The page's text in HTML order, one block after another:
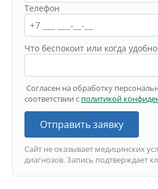
Телефон
Что беспокоит или когда
Согласен на обработку
соответствии с политикой
Отправить заявку
Сайт не оказывает медицинских
диагнозов. Запись подтверждает